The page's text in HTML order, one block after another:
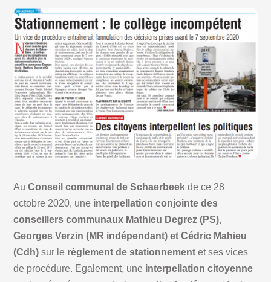
AuConseil communal de Schaerbeek de ce 28
octobre 2020, une interpellation conjointe des
conseillers communaux Mathieu Degrez (PS),
Georges Verzin (MR indépendant) et Cédric Mahieu
(Cdh) sur le règlement de stationnement et ses vices
de procédure. Egalement, une interpellation citoyenne